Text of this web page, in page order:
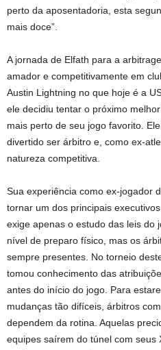
perto da aposentadoria, esta
mais doce”.
A jornada de Elfath para a
amador e competitivamente em
Austin Lightning no que hoje é a
ele decidiu tentar o próximo
mais perto de seu jogo favorito.
divertido ser árbitro e, como ex-
natureza competitiva.
Sua experiência como ex-jogador
tornar um dos principais
exige apenas o estudo das leis do
nível de preparo físico, mas os
sempre presentes. No torneio
tomou conhecimento das
antes do início do jogo. Para
mudanças tão difíceis, árbitros
dependem da rotina. Aquelas
equipes saírem do túnel com seus